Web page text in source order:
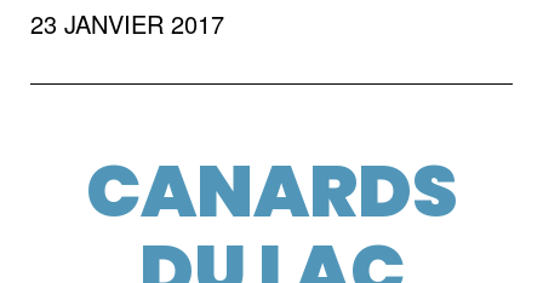
23 JANVIER 2017
CANARDS